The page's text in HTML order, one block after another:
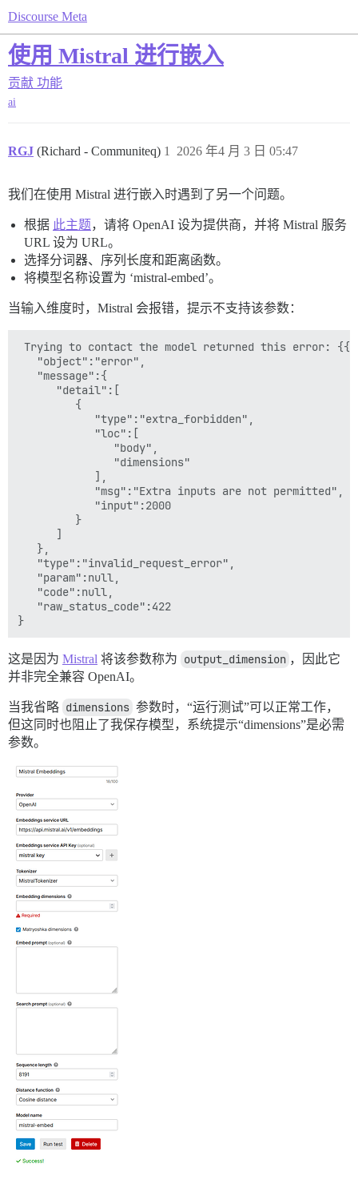
Discourse Meta
使用 Mistral 进行嵌入
贡献 功能
ai
RGJ (Richard - Communiteq) 2026 年4 月 3 日 05:47
1
我们在使用 Mistral 进行嵌入时遇到了另一个问题。
根据 此主题，请将 OpenAI 设为提供商，并将 Mistral 服务
URL 设为 URL。
选择分词器、序列长度和距离函数。
将模型名称设置为 ‘mistral-embed’。
当输入维度时，Mistral 会报错，提示不支持该参数：
Trying to contact the model returned this error: {{
   "object":"error",
   "message":{
      "detail":[
         {
            "type":"extra_forbidden",
            "loc":[
               "body",
               "dimensions"
            ],
            "msg":"Extra inputs are not permitted",
            "input":2000
         }
      ]
   },
   "type":"invalid_request_error",
   "param":null,
   "code":null,
   "raw_status_code":422
这是因为 Mistral 将该参数称为 output_dimension ，因此它
并非完全兼容 OpenAI。
当我省略 dimensions 参数时，“运行测试”可以正常工作，
但这同时也阻止了我保存模型，系统提示“dimensions”是必需
参数。